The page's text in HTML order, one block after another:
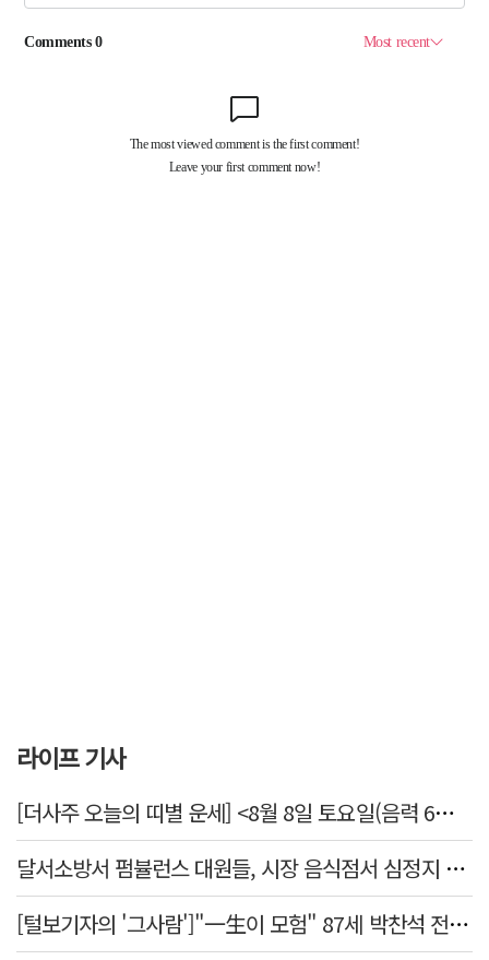
라이프 기사
[더사주 오늘의 띠별 운세] <8월 8일 토요일(음력 6월26일)>
달서소방서 펌뷸런스 대원들, 시장 음식점서 심정지 환자 생명 살려
[털보기자의 '그사람']"一生이 모험" 87세 박찬석 전 경북대 총장